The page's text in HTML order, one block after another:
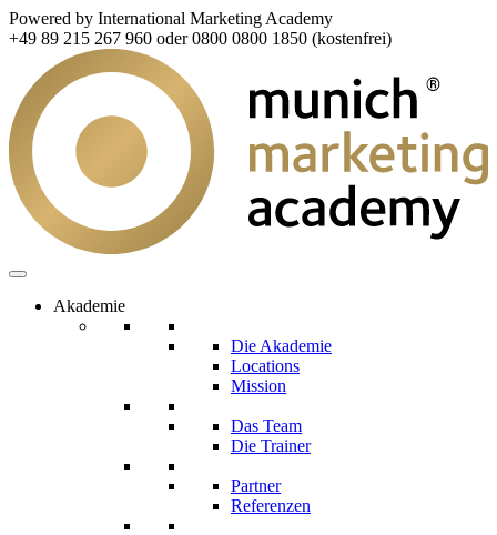
Powered by International Marketing Academy
+49 89 215 267 960 oder 0800 0800 1850 (kostenfrei)
Akademie
Die Akademie
Locations
Mission
Das Team
Die Trainer
Partner
Referenzen